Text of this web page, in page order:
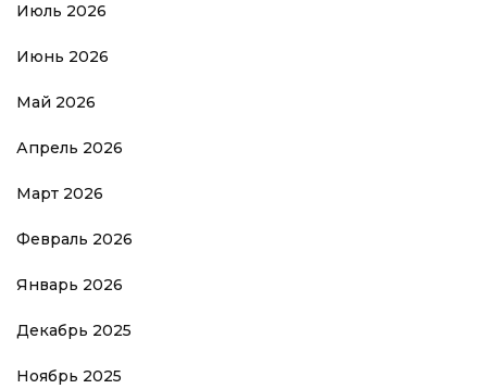
Июль 2026
Июнь 2026
Май 2026
Апрель 2026
Март 2026
Февраль 2026
Январь 2026
Декабрь 2025
Ноябрь 2025